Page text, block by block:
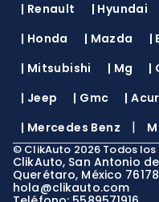
| Renault | Hyundai
| Honda | Mazda |
| Mitsubishi | Mg |
| Jeep | Gmc |
| Mercedes Benz |
© ClikAuto 2026 Todos
ClikAuto, San Antonio
Querétaro, México
hola@clikauto.com